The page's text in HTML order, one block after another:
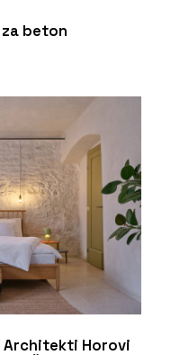
beton
Architekti Horovi